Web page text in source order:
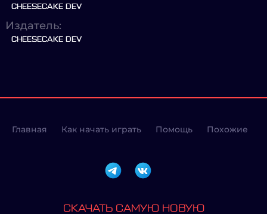
CHEESECAKE DEV
Издатель:
CHEESECAKE DEV
Главная Как начать играть Помощь Похожие
СКАЧАТЬ САМУЮ НОВУЮ